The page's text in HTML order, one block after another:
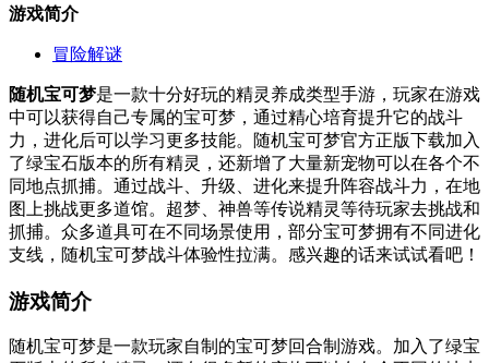
游戏简介
冒险解谜
随机宝可梦是一款十分好玩的精灵养成类型手游，玩家在游戏
中可以获得自己专属的宝可梦，通过精心培育提升它的战斗
力，进化后可以学习更多技能。随机宝可梦官方正版下载加入
了绿宝石版本的所有精灵，还新增了大量新宠物可以在各个不
同地点抓捕。通过战斗、升级、进化来提升阵容战斗力，在地
图上挑战更多道馆。超梦、神兽等传说精灵等待玩家去挑战和
抓捕。众多道具可在不同场景使用，部分宝可梦拥有不同进化
支线，随机宝可梦战斗体验性拉满。感兴趣的话来试试看吧！
游戏简介
随机宝可梦是一款玩家自制的宝可梦回合制游戏。加入了绿宝